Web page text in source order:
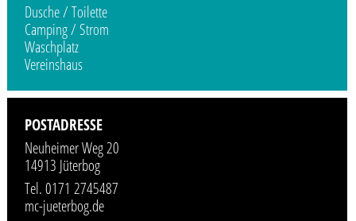
Dusche / Toilette
Camping / Strom
Waschplatz
Vereinshaus
POSTADRESSE
Neuheimer Weg 20
14913 Jüterbog
Tel. 0171 2745487
mc-jueterbog.de